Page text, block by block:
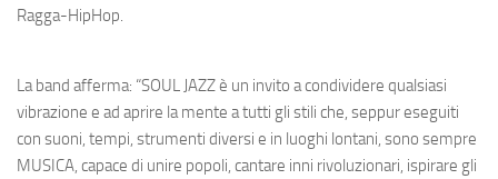
Ragga-HipHop.
La band afferma: “SOUL JAZZ è un invito a condividere qualsiasi
vibrazione e ad aprire la mente a tutti gli stili che, seppur eseguiti
con suoni, tempi, strumenti diversi e in luoghi lontani, sono sempre
MUSICA, capace di unire popoli, cantare inni rivoluzionari, ispirare gli